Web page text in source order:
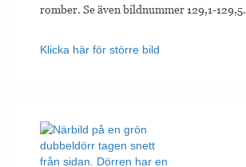
romber. Se även bildnummer 129,1-129,5.
Klicka här för större bild